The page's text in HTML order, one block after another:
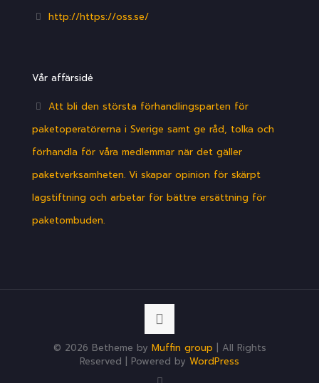
http://https://oss.se/
Vår affärsidé
Att bli den största förhandlingsparten för
paketoperatörerna i Sverige samt ge råd, tolka och
förhandla för våra medlemmar när det gäller
paketverksamheten. Vi skapar opinion för skärpt
lagstiftning och arbetar för bättre ersättning för
paketombuden.
© 2026 Betheme by Muffin group | All Rights
Reserved | Powered by WordPress